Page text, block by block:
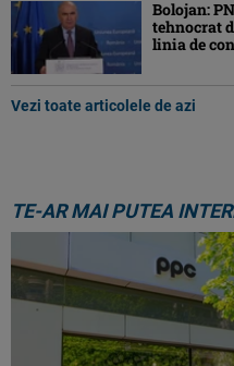
Bolojan:
tehnocrat
linia de
Vezi toate articolele de azi
TE-AR MAI PUTEA